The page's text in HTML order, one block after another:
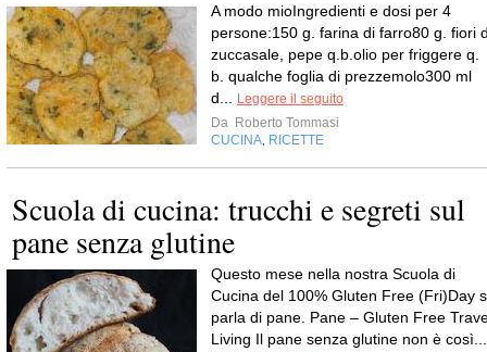
A modo mioIngredienti e dosi per 4
persone:150 g. farina di farro80 g. fiori
zuccasale, pepe q.b.olio per friggere q.
b. qualche foglia di prezzemolo300 ml
d...
Leggere il seguito
Da Roberto Tommasi
CUCINA RICETTE
Scuola di cucina: trucchi e segreti sul
pane senza glutine
Questo mese nella nostra Scuola di
Cucina del 100% Gluten Free (Fri)Day
parla di pane. Pane – Gluten Free
Living Il pane senza glutine non è così...